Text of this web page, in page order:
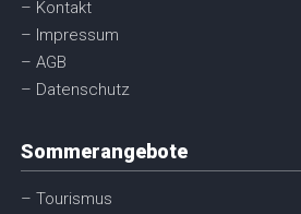
– Kontakt
– Impressum
– AGB
– Datenschutz
Sommerangebote
– Tourismus